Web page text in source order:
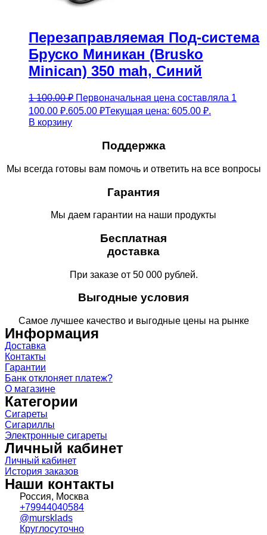
Перезаправляемая Под-система
Бруско Миникан (Brusko
Minican) 350 mah, Синий
1 100.00₽ Первоначальная цена составляла 1
100.00 ₽.605.00 ₽Текущая цена: 605.00 ₽.
В корзину
Поддержка
Мы всегда готовы вам помочь и ответить на все вопросы
Гарантия
Мы даем гарантии на наши продукты
Бесплатная
доставка
При заказе от 50 000 рублей.
Выгодные условия
Самое лучшее качество и выгодные цены на рынке
Информация
Доставка
Контакты
Гарантии
Банк отклоняет платеж?
О магазине
Категории
Сигареты
Сигариллы
Электронные сигареты
Личный кабинет
Личный кабинет
История заказов
Наши контакты
Россия, Москва
+79944040584
@mursklads
Круглосуточно